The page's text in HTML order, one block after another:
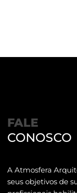
FALE
CONOSCO
A Atmosfera
seus objetivos de